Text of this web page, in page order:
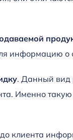
информацию о
. Данный вид
Именно
клиента